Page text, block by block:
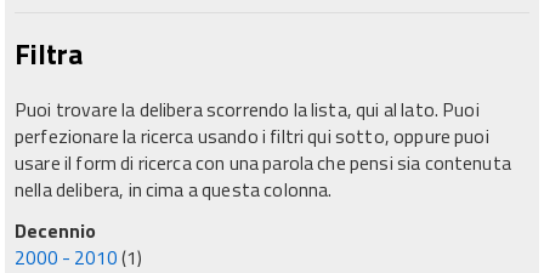
Filtra
Puoi trovare la delibera scorrendo la lista, qui al lato. Puoi
perfezionare la ricerca usando i filtri qui sotto, oppure puoi
usare il form di ricerca con una parola che pensi sia contenuta
nella delibera, in cima a questa colonna.
Decennio
2000 - 2010(1)